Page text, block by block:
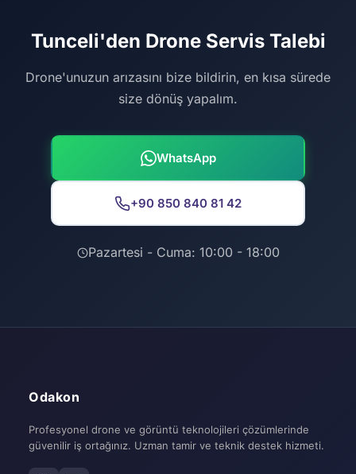
Tunceli'den Drone Servis Talebi
Drone'unuzun arızasını bize bildirin, en kısa sürede
size dönüş yapalım.
WhatsApp
+90 850 840 81 42
Pazartesi - Cuma: 10:00 - 18:00
Odakon
Profesyonel drone ve görüntü teknolojileri çözümlerinde
güvenilir iş ortağınız. Uzman tamir ve teknik destek hizmeti.